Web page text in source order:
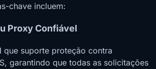
chave incluem:
Proxy Confiável
que suporte proteção contra
garantindo que todas as solicitações